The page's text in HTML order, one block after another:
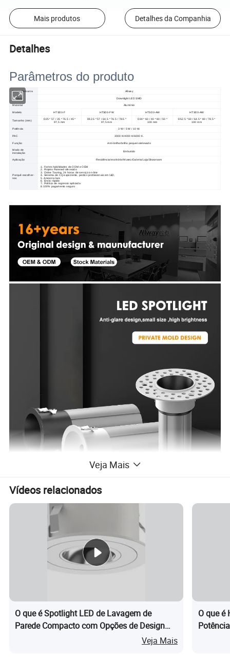
Mais produtos Detalhes da Companhia
Detalhes
Parâmetros do produto
Nome da marca Allway
Produto Downlight LED SMD
Material Alumínio
Modelo HTSD3-F HTSD3-FW HTSD3-AW HTSD3-AW
Tamanho (mm)
D25 * 57 / 35 * 76.5 / 45 *
97,5 mm
D52.5 * 57 / 64.5 * 76.5 / 78.5 *
97,5 mm
D30 * 60 / 40 * 80 / 50 *
100 mm
D52.5 * 60 / 64.5 * 80 / 78.5 *
100 mm
Potência 3 W / 5 W / 10 W.
PAC 3000 K/4000 K/6000 K.
Função Anti-brilho/brilho pequeno/elevado
Modo de
instalação
Embutido
Aplicação Residência/escritório/Museu/Galeria/Loja/Showroom
Porquê escolher-
nos
1. Fortes habilidades de ODM e OEM
2. Projeto Patened oferecido
3. Onlne Touring, 24 horas de serviço on-line
4. Sistema de CQ experiente, peritos profissionais em I&D.
5. Amostra livre
6. Envio rápido
7. Política de regresso aplicada
8.100% pagamento seguro
Veja Mais
Vídeos relacionados
O que é Spotlight LED de Lavagem de
Parede Compacto com Opções de Design
Veja Mais
O que é